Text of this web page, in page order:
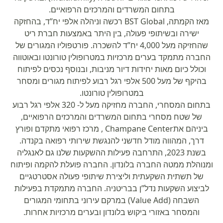
בתחום המשרדים והמרכזים הרפואיים.
מאז הקמתה, BST Global רכשה וניהלה אלפי יח”ד, בהחזקה
ישירה ובשיתופי פעולה, בין היתר באמצעות חברת ריט
שהחזיקה מעל 4,000 יח”ד להשכרה. פורטפוליו המגורים של
החברה מתמקד בערים מרכזיות במטרופולין טורונטו ובאוטווה
וכולל כיום מאות יחידות דיור מניבות, ובנוסף נכסים לפיתוח
בהיקף של מעל 500 אלפי רגל רבוע לפיתוח מגורים ומסחר
במטרופולין טורונטו.
בתחום המסחרי, החברה מחזיקה מעל ל- 320 אלפי רגל רבוע
של שטח מסחרי בתחום המשרדים והמרכזים הרפואיים,
ביניהם אתChampane Center , מרכז רפואי מתקדם ופורץ
דרך, המהווה מודל חדשני להנגשת שירותי רפואה בקנדה.
בשנת 2023, התרחבה פעילות ההשקעות שלנו גם לאנגליה
ומנוהלת ממטה החברה בלונדון. החברה פועלת להקמה ופיתוח
של תשתית השקעתית וליצירת שיתופי פעולה אסטרטגיים
לביצוע השקעות נדל”ן בבריטניה. החברה מתמקדת בפעילות
השבחה (Value Add) במרקם עירוני בתחומי המגורים
והמסחר באזורי ביקוש בלונדון ובערים מרכזיות אחרות.